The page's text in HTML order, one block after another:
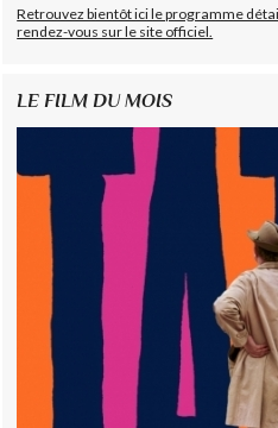
Retrouvez bientôt ici le programme
rendez-vous sur le site officiel.
LE FILM DU MOIS